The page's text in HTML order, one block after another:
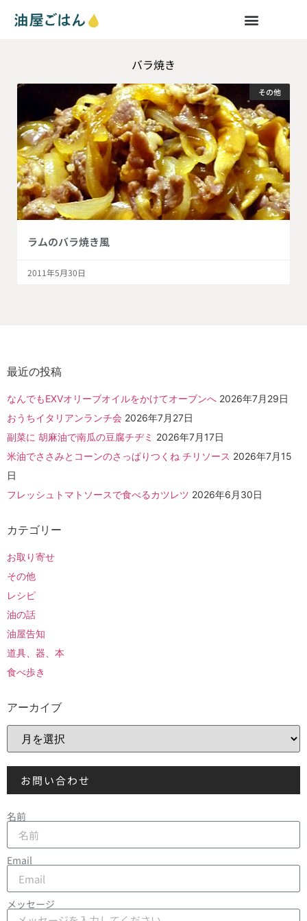
バラ焼き
その他
ラムのバラ焼き風
2011年5月30日
最近の投稿
なんでもEXVオリーブオイルをかけてオーブンへ 2026年7月29日
おうちイタリアンランチ会 2026年7月27日
副菜に 胡麻油で南瓜の豆腐チヂミ 2026年7月17日
米油でささみとコーンのさっぱりつくね チリソース 2026年7月15
日
フレッシュトマトソースで食べるカツレツ 2026年6月30日
カテゴリー
お取り寄せ
その他
レシピ
油の話
油屋告知
道具、器、本
食べ歩き
アーカイブ
お問い合わせ
名前
Email
メッセージ